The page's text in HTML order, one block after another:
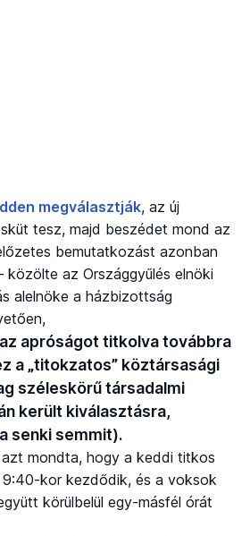
megválasztják, az új
tesz, majd beszédet mond az
bemutatkozást azonban
közölte az Országgyűlés elnöki
alelnöke a házbizottság
apróságot titkolva továbbra
a „titokzatos” köztársasági
széleskörű társadalmi
került kiválasztásra,
senki semmit).
azt mondta, hogy a keddi titkos
kor kezdődik, és a voksok
körülbelül egy-másfél órát